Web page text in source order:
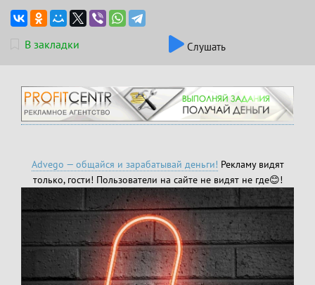
В закладки Слушать
Advego — общайся и зарабатывай деньги! Рекламу видят
только, гости! Пользователи на сайте не видят не где😊!